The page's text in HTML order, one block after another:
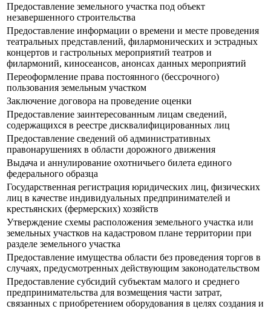
Предоставление земельного участка под объект
незавершенного строительства
Предоставление информации о времени и месте проведения
театральных представлений, филармонических и эстрадных
концертов и гастрольных мероприятий театров и
филармоний, киносеансов, анонсах данных мероприятий
Переоформление права постоянного (бессрочного)
пользования земельным участком
Заключение договора на проведение оценки
Предоставление заинтересованным лицам сведений,
содержащихся в реестре дисквалифицированных лиц
Предоставление сведений об административных
правонарушениях в области дорожного движения
Выдача и аннулирование охотничьего билета единого
федерального образца
Государственная регистрация юридических лиц, физических
лиц в качестве индивидуальных предпринимателей и
крестьянских (фермерских) хозяйств
Утверждение схемы расположения земельного участка или
земельных участков на кадастровом плане территории при
разделе земельного участка
Предоставление имущества области без проведения торгов в
случаях, предусмотренных действующим законодательством
Предоставление субсидий субъектам малого и среднего
предпринимательства для возмещения части затрат,
связанных с приобретением оборудования в целях создания и